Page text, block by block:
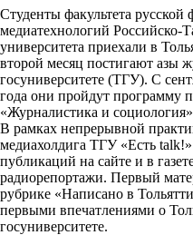
Студенты факультета
медиатехнологий Российско-
университета приехали в
второй месяц постигают азы
госуниверситете (ТГУ). С
года они пройдут программу
«Журналистика и
В рамках непрерывной
медиахолдига ТГУ «Есть talk!»
публикаций на сайте и в
радиорепортажи. Первый
рубрике «Написано в
первыми впечатлениями о
госуниверситете.